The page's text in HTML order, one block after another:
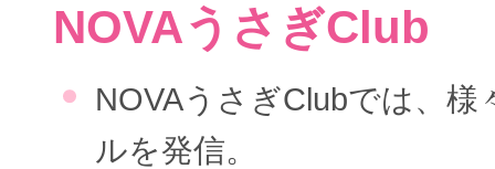
NOVAうさぎClub
NOVAうさぎClubでは、様
ルを発信。